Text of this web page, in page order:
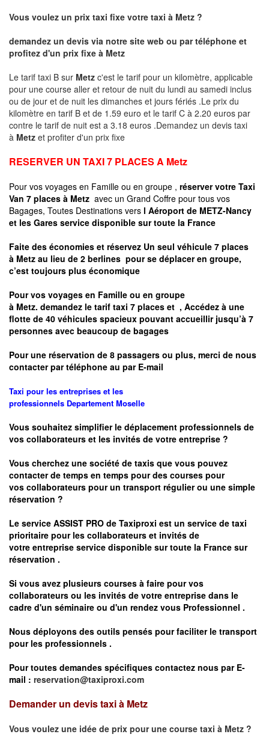
Vous voulez un prix taxi fixe votre taxi à Metz ?
demandez un devis via notre site web ou par téléphone et
profitez d'un prix fixe à Metz
Le tarif taxi B sur Metz c'est le tarif pour un kilomètre, applicable
pour une course aller et retour de nuit du lundi au samedi inclus
ou de jour et de nuit les dimanches et jours fériés .Le prix du
kilomètre en tarif B et de 1.59 euro et le tarif C à 2.20 euros par
contre le tarif de nuit est a 3.18 euros .Demandez un devis taxi
à Metz et profiter d'un prix fixe
RESERVER UN TAXI 7 PLACES A Metz
Pour vos voyages en Famille ou en groupe , réserver votre Taxi
Van 7 places à Metz avec un Grand Coffre pour tous vos
Bagages, Toutes Destinations vers l Aéroport de METZ-Nancy
et les Gares service disponible sur toute la France
Faite des économies et réservez Un seul véhicule 7 places
à Metz au lieu de 2 berlines pour se déplacer en groupe,
c’est toujours plus économique
Pour vos voyages en Famille ou en groupe
à Metz. demandez le tarif taxi 7 places et , Accédez à une
flotte de 40 véhicules spacieux pouvant accueillir jusqu’à 7
personnes avec beaucoup de bagages
Pour une réservation de 8 passagers ou plus, merci de nous
contacter par téléphone au par E-mail
Taxi pour les entreprises et les
professionnels Departement Moselle
Vous souhaitez simplifier le déplacement professionnels de
vos collaborateurs et les invités de votre entreprise ?
Vous cherchez une société de taxis que vous pouvez
contacter de temps en temps pour des courses pour
vos collaborateurs pour un transport régulierou une simple
réservation ?
Le service ASSIST PRO de Taxiproxi est un service de taxi
prioritaire pour les collaborateurs et invités de
votre entreprise service disponible sur toute la France sur
réservation .
Si vous avez plusieurs courses à faire pour vos
collaborateurs ou les invités de votre entreprise dans le
cadre d'un séminaire ou d'un rendez vous Professionnel .
Nous déployons des outils pensés pour faciliter le transport
pour les professionnels .
Pour toutes demandes spécifiques contactez nous par E-
mail : reservation@taxiproxi.com
Demander un devis taxi à Metz
Vous voulez une idée de prix pour une course taxi à Metz ?